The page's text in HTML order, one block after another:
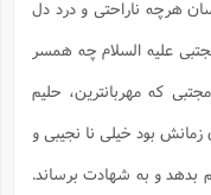
هرچه ناراحتی و درد دل
علیه السلام چه همسر
که مهربانترین، حلیم
بود خیلی نا نجیبی و
و به شهادت برساند.